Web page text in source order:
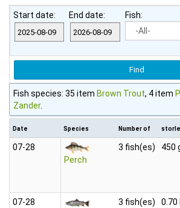
Start date: End date: Fish:
Fish species: 35 item Brown Trout, 4 item
Zander.
Date Species Number of
07‑28
Perch
3 fish(es) 450
07‑28
3 fish(es) 0.70